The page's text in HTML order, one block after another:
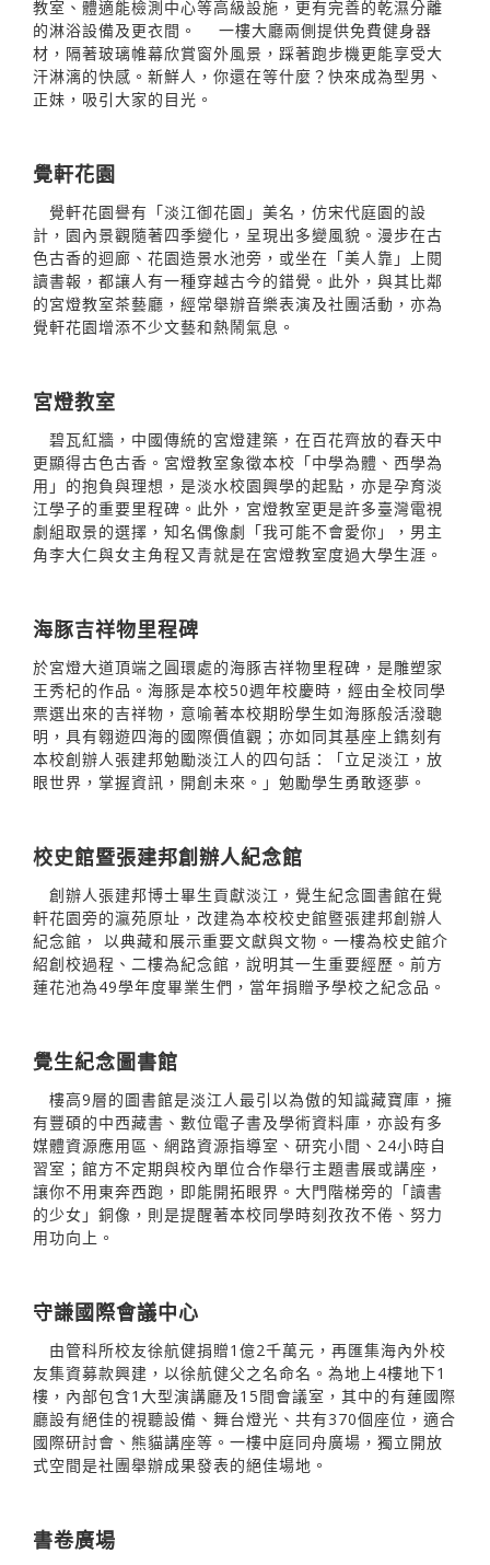
教室、體適能檢測中心等高級設施，更有完善的乾濕分離
的淋浴設備及更衣間。 一樓大廳兩側提供免費健身器
材，隔著玻璃帷幕欣賞窗外風景，踩著跑步機更能享受大
汗淋漓的快感。新鮮人，你還在等什麼？快來成為型男、
正妹，吸引大家的目光。
覺軒花園
覺軒花園譽有「淡江御花園」美名，仿宋代庭園的設
計，園內景觀隨著四季變化，呈現出多變風貌。漫步在古
色古香的迴廊、花園造景水池旁，或坐在「美人靠」上閱
讀書報，都讓人有一種穿越古今的錯覺。此外，與其比鄰
的宮燈教室茶藝廳，經常舉辦音樂表演及社團活動，亦為
覺軒花園增添不少文藝和熱鬧氣息。
宮燈教室
碧瓦紅牆，中國傳統的宮燈建築，在百花齊放的春天中
更顯得古色古香。宮燈教室象徵本校「中學為體、西學為
用」的抱負與理想，是淡水校園興學的起點，亦是孕育淡
江學子的重要里程碑。此外，宮燈教室更是許多臺灣電視
劇組取景的選擇，知名偶像劇「我可能不會愛你」，男主
角李大仁與女主角程又青就是在宮燈教室度過大學生涯。
海豚吉祥物里程碑
於宮燈大道頂端之圓環處的海豚吉祥物里程碑，是雕塑家
王秀杞的作品。海豚是本校50週年校慶時，經由全校同學
票選出來的吉祥物，意喻著本校期盼學生如海豚般活潑聰
明，具有翱遊四海的國際價值觀；亦如同其基座上鐫刻有
本校創辦人張建邦勉勵淡江人的四句話：「立足淡江，放
眼世界，掌握資訊，開創未來。」勉勵學生勇敢逐夢。
校史館暨張建邦創辦人紀念館
創辦人張建邦博士畢生貢獻淡江，覺生紀念圖書館在覺
軒花園旁的瀛苑原址，改建為本校校史館暨張建邦創辦人
紀念館， 以典藏和展示重要文獻與文物。一樓為校史館介
紹創校過程、二樓為紀念館，說明其一生重要經歷。前方
蓮花池為49學年度畢業生們，當年捐贈予學校之紀念品。
覺生紀念圖書館
樓高9層的圖書館是淡江人最引以為傲的知識藏寶庫，擁
有豐碩的中西藏書、數位電子書及學術資料庫，亦設有多
媒體資源應用區、網路資源指導室、研究小間、24小時自
習室；館方不定期與校內單位合作舉行主題書展或講座，
讓你不用東奔西跑，即能開拓眼界。大門階梯旁的「讀書
的少女」銅像，則是提醒著本校同學時刻孜孜不倦、努力
用功向上。
守謙國際會議中心
由管科所校友徐航健捐贈1億2千萬元，再匯集海內外校
友集資募款興建，以徐航健父之名命名。為地上4樓地下1
樓，內部包含1大型演講廳及15間會議室，其中的有蓮國際
廳設有絕佳的視聽設備、舞台燈光、共有370個座位，適合
國際研討會、熊貓講座等。一樓中庭同舟廣場，獨立開放
式空間是社團舉辦成果發表的絕佳場地。
書卷廣場